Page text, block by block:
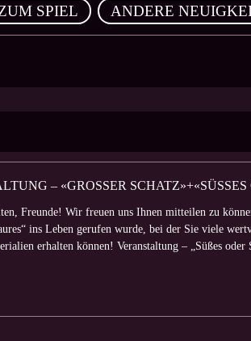
SPIEL , ANDERE
– «GROSSER SCHATZ»+«SÜSSES
Freunde! Wir freuen uns Ihnen mitteilen zu
ins Leben gerufen wurde, bei der Sie viele
erhalten können! Veranstaltung – „Süßes